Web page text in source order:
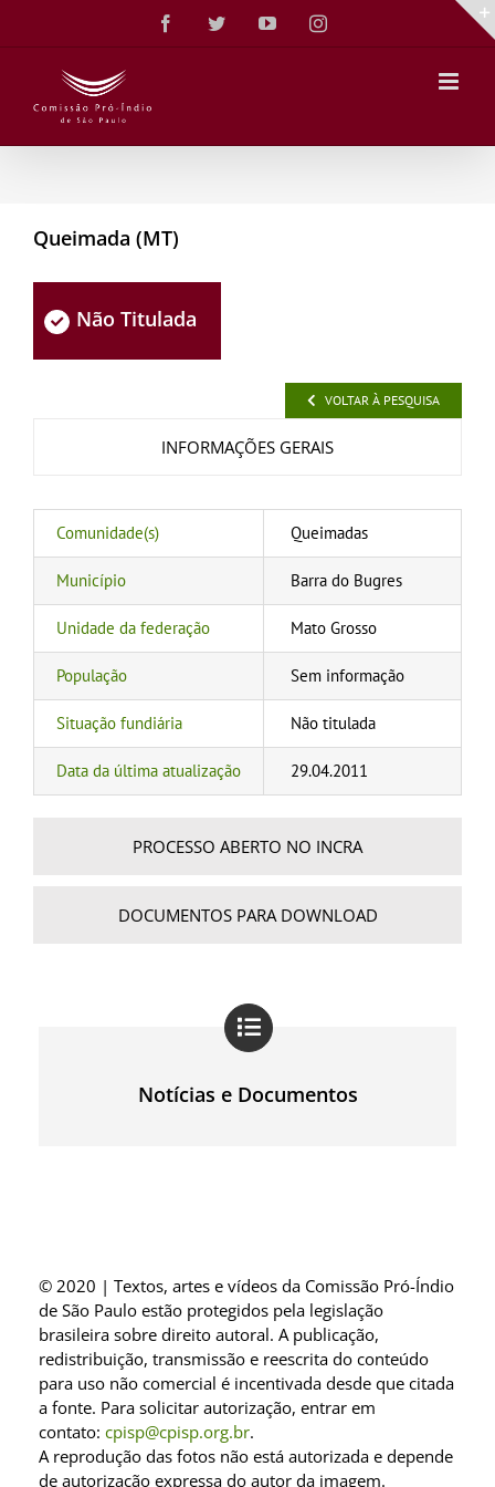
conteúdo
FacebookTwitterYouTubeInstagram
Queimada (MT)
Não Titulada
VOLTAR À PESQUISA
INFORMAÇÕES GERAIS
Comunidade(s) Queimadas
Município Barra do Bugres
Unidade da federação Mato Grosso
População Sem informação
Situação fundiária Não titulada
Data da última atualização 29.04.2011
PROCESSO ABERTO NO INCRA
DOCUMENTOS PARA DOWNLOAD
Notícias e Documentos
© 2020 | Textos, artes e vídeos da Comissão Pró-Índio
de São Paulo estão protegidos pela legislação
brasileira sobre direito autoral. A publicação,
redistribuição, transmissão e reescrita do conteúdo
para uso não comercial é incentivada desde que citada
a fonte. Para solicitar autorização, entrar em
contato: cpisp@cpisp.org.br.
A reprodução das fotos não está autorizada e depende
de autorização expressa do autor da imagem.